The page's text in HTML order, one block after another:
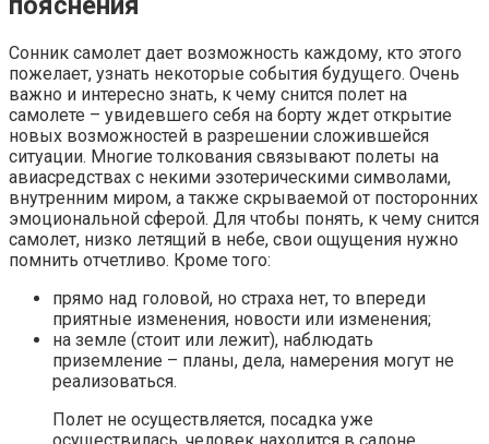
Сонник самолет дает возможность каждому, кто этого
пожелает, узнать некоторые события будущего. Очень
важно и интересно знать, к чему снится полет на
самолете – увидевшего себя на борту ждет открытие
новых возможностей в разрешении сложившейся
ситуации. Многие толкования связывают полеты на
авиасредствах с некими эзотерическими символами,
внутренним миром, а также скрываемой от посторонних
эмоциональной сферой. Для чтобы понять, к чему снится
самолет, низко летящий в небе, свои ощущения нужно
помнить отчетливо. Кроме того:
прямо над головой, но страха нет, то впереди
приятные изменения, новости или изменения;
на земле (стоит или лежит), наблюдать
приземление – планы, дела, намерения могут не
реализоваться.
Полет не осуществляется, посадка уже